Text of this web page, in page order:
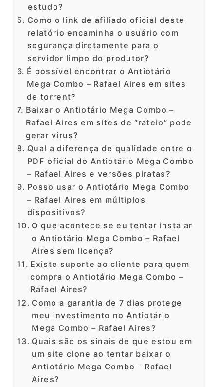
estudo?
Como o link de afiliado oficial deste
relatório encaminha o usuário com
segurança diretamente para o
servidor limpo do produtor?
É possível encontrar o Antiotário
Mega Combo – Rafael Aires em sites
de torrent?
Baixar o Antiotário Mega Combo –
Rafael Aires em sites de “rateio” pode
gerar vírus?
Qual a diferença de qualidade entre o
PDF oficial do Antiotário Mega Combo
– Rafael Aires e versões piratas?
Posso usar o Antiotário Mega Combo
– Rafael Aires em múltiplos
dispositivos?
O que acontece se eu tentar instalar
o Antiotário Mega Combo – Rafael
Aires sem licença?
Existe suporte ao cliente para quem
compra o Antiotário Mega Combo –
Rafael Aires?
Como a garantia de 7 dias protege
meu investimento no Antiotário
Mega Combo – Rafael Aires?
Quais são os sinais de que estou em
um site clone ao tentar baixar o
Antiotário Mega Combo – Rafael
Aires?